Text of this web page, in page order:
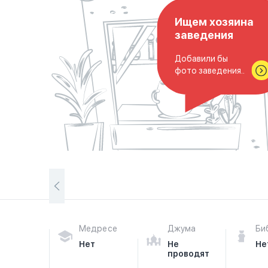
Ищем хозяина
заведения
Добавили бы
фото заведения..
Медресе
Нет
Джума
Не
проводят